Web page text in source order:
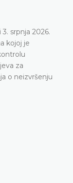
sjednice
održat
srpnja 2026.